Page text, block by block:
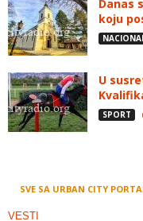
Danas
koju
U
SPORT
SVE SA URBAN CITY
VESTI